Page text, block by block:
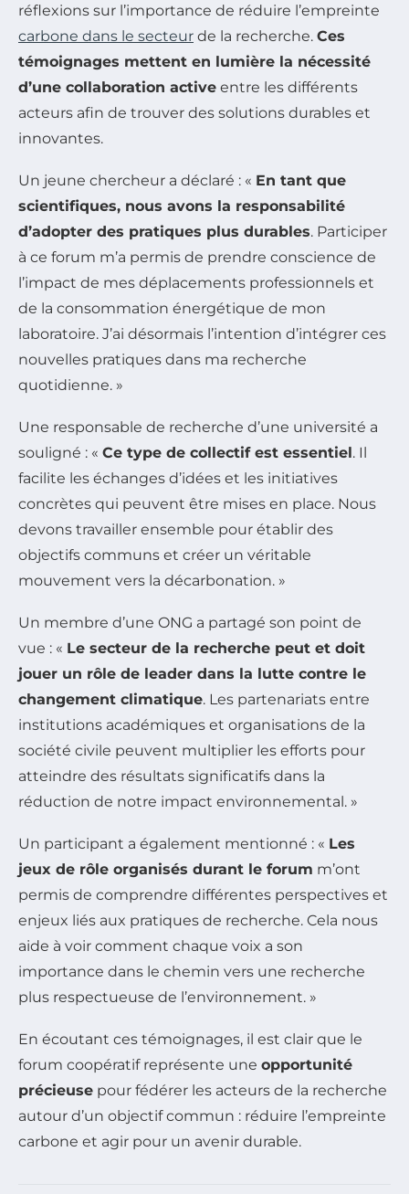
réflexions sur l’importance de réduire l’empreinte
carbone dans le secteur de la recherche. Ces
témoignages mettent en lumière la nécessité
d’une collaboration active entre les différents
acteurs afin de trouver des solutions durables et
innovantes.
Un jeune chercheur a déclaré : « En tant que
scientifiques, nous avons la responsabilité
d’adopter des pratiques plus durables. Participer
à ce forum m’a permis de prendre conscience de
l’impact de mes déplacements professionnels et
de la consommation énergétique de mon
laboratoire. J’ai désormais l’intention d’intégrer ces
nouvelles pratiques dans ma recherche
quotidienne. »
Une responsable de recherche d’une université a
souligné : « Ce type de collectif est essentiel. Il
facilite les échanges d’idées et les initiatives
concrètes qui peuvent être mises en place. Nous
devons travailler ensemble pour établir des
objectifs communs et créer un véritable
mouvement vers la décarbonation. »
Un membre d’une ONG a partagé son point de
vue : « Le secteur de la recherche peut et doit
jouer un rôle de leader dans la lutte contre le
changement climatique. Les partenariats entre
institutions académiques et organisations de la
société civile peuvent multiplier les efforts pour
atteindre des résultats significatifs dans la
réduction de notre impact environnemental. »
Un participant a également mentionné : « Les
jeux de rôle organisés durant le forum m’ont
permis de comprendre différentes perspectives et
enjeux liés aux pratiques de recherche. Cela nous
aide à voir comment chaque voix a son
importance dans le chemin vers une recherche
plus respectueuse de l’environnement. »
En écoutant ces témoignages, il est clair que le
forum coopératif représente une opportunité
précieuse pour fédérer les acteurs de la recherche
autour d’un objectif commun : réduire l’empreinte
carbone et agir pour un avenir durable.